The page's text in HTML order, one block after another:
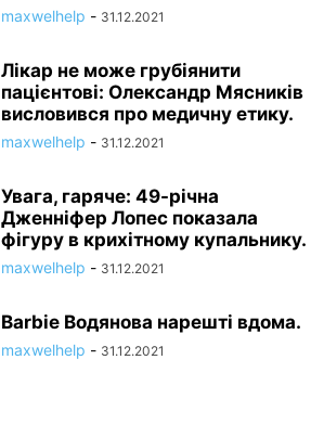
maxwelhelp - 31.12.2021
Лікар не може грубіянити
пацієнтові: Олександр Мясників
висловився про медичну етику.
maxwelhelp - 31.12.2021
Увага, гаряче: 49-річна
Дженніфер Лопес показала
фігуру в крихітному купальнику.
maxwelhelp - 31.12.2021
Barbie Водянова нарешті вдома.
maxwelhelp - 31.12.2021